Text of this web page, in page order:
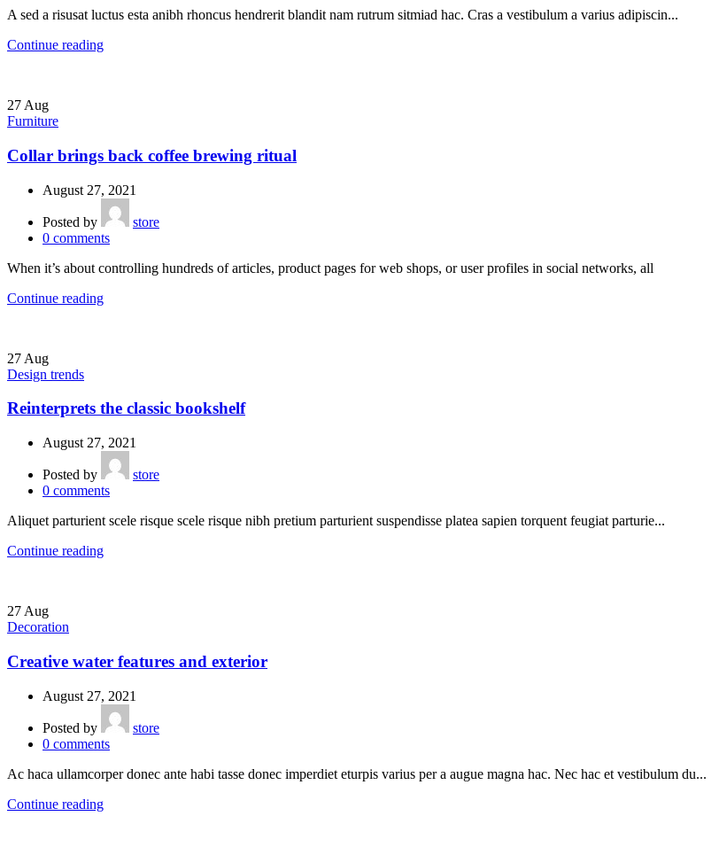
A sed a risusat luctus esta anibh rhoncus hendrerit blandit nam rutrum sitmiad hac. Cras a vestibulum a varius adipiscin...
Continue reading
27 Aug
Furniture
Collar brings back coffee brewing ritual
August 27, 2021
Posted by
store
0 comments
When it’s about controlling hundreds of articles, product pages for web shops, or user profiles in social networks, all
Continue reading
27 Aug
Design trends
Reinterprets the classic bookshelf
August 27, 2021
Posted by
store
0 comments
Aliquet parturient scele risque scele risque nibh pretium parturient suspendisse platea sapien torquent feugiat parturie...
Continue reading
27 Aug
Decoration
Creative water features and exterior
August 27, 2021
Posted by
store
0 comments
Ac haca ullamcorper donec ante habi tasse donec imperdiet eturpis varius per a augue magna hac. Nec hac et vestibulum du...
Continue reading